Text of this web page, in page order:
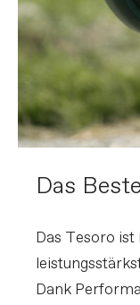
Das
Das Tesoro
Dank